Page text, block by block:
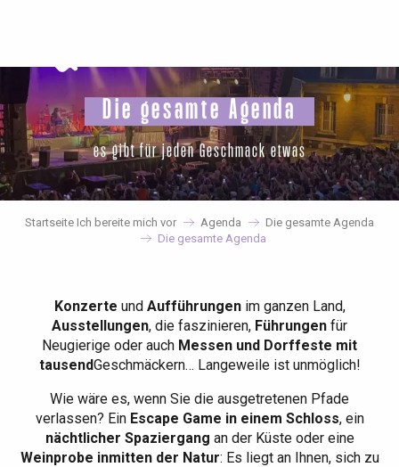
principal
Die gesamte Agenda
es gibt für jeden Geschmack etwas
Startseite Ich bereite mich vor Agenda
Die gesamte Agenda
Die gesamte Agenda
Konzerte und Aufführungenim ganzen Land,
Ausstellungen, die faszinieren, Führungen für
Neugierige oder auch Messen und Dorffeste mit
tausendGeschmäckern… Langeweile ist unmöglich!
Wie wäre es, wenn Sie die ausgetretenen Pfade
verlassen? EinEscape Game in einem Schloss, ein
nächtlicher Spaziergang an der Küste oder eine
Weinprobe inmitten der Natur: Es liegt an Ihnen, sich zu